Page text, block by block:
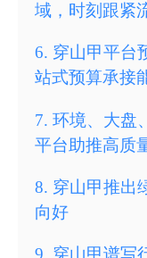
域，时刻跟紧
6. 穿山甲平台
站式预算承接
7.环境、大盘
平台助推高质
8. 穿山甲推出
向好
9. 穿山甲谱写